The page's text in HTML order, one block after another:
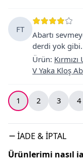
FT
Abartı
derdi yok
Ürün:
V Yaka Kloş
1 2 3 4
İADE & İPTAL
Ürünlerimi nasıl